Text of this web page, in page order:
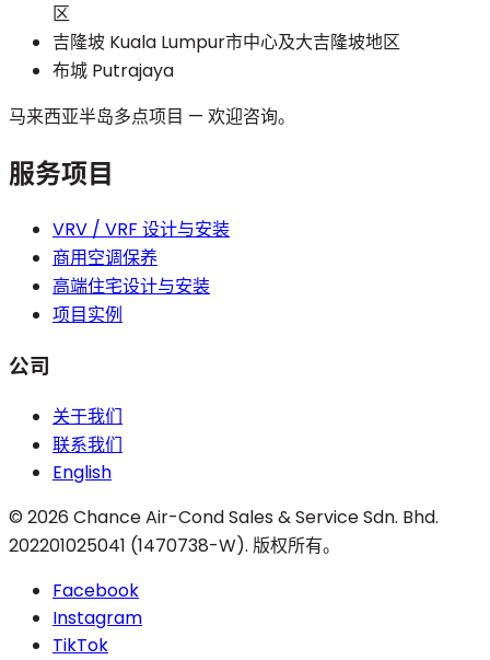
区
吉隆坡 Kuala Lumpur市中心及大吉隆坡地区
布城 Putrajaya
马来西亚半岛多点项目 — 欢迎咨询。
服务项目
VRV / VRF 设计与安装
商用空调保养
高端住宅设计与安装
项目实例
公司
关于我们
联系我们
English
© 2026 Chance Air-Cond Sales & Service Sdn. Bhd.
202201025041 (1470738-W). 版权所有。
Facebook
Instagram
TikTok